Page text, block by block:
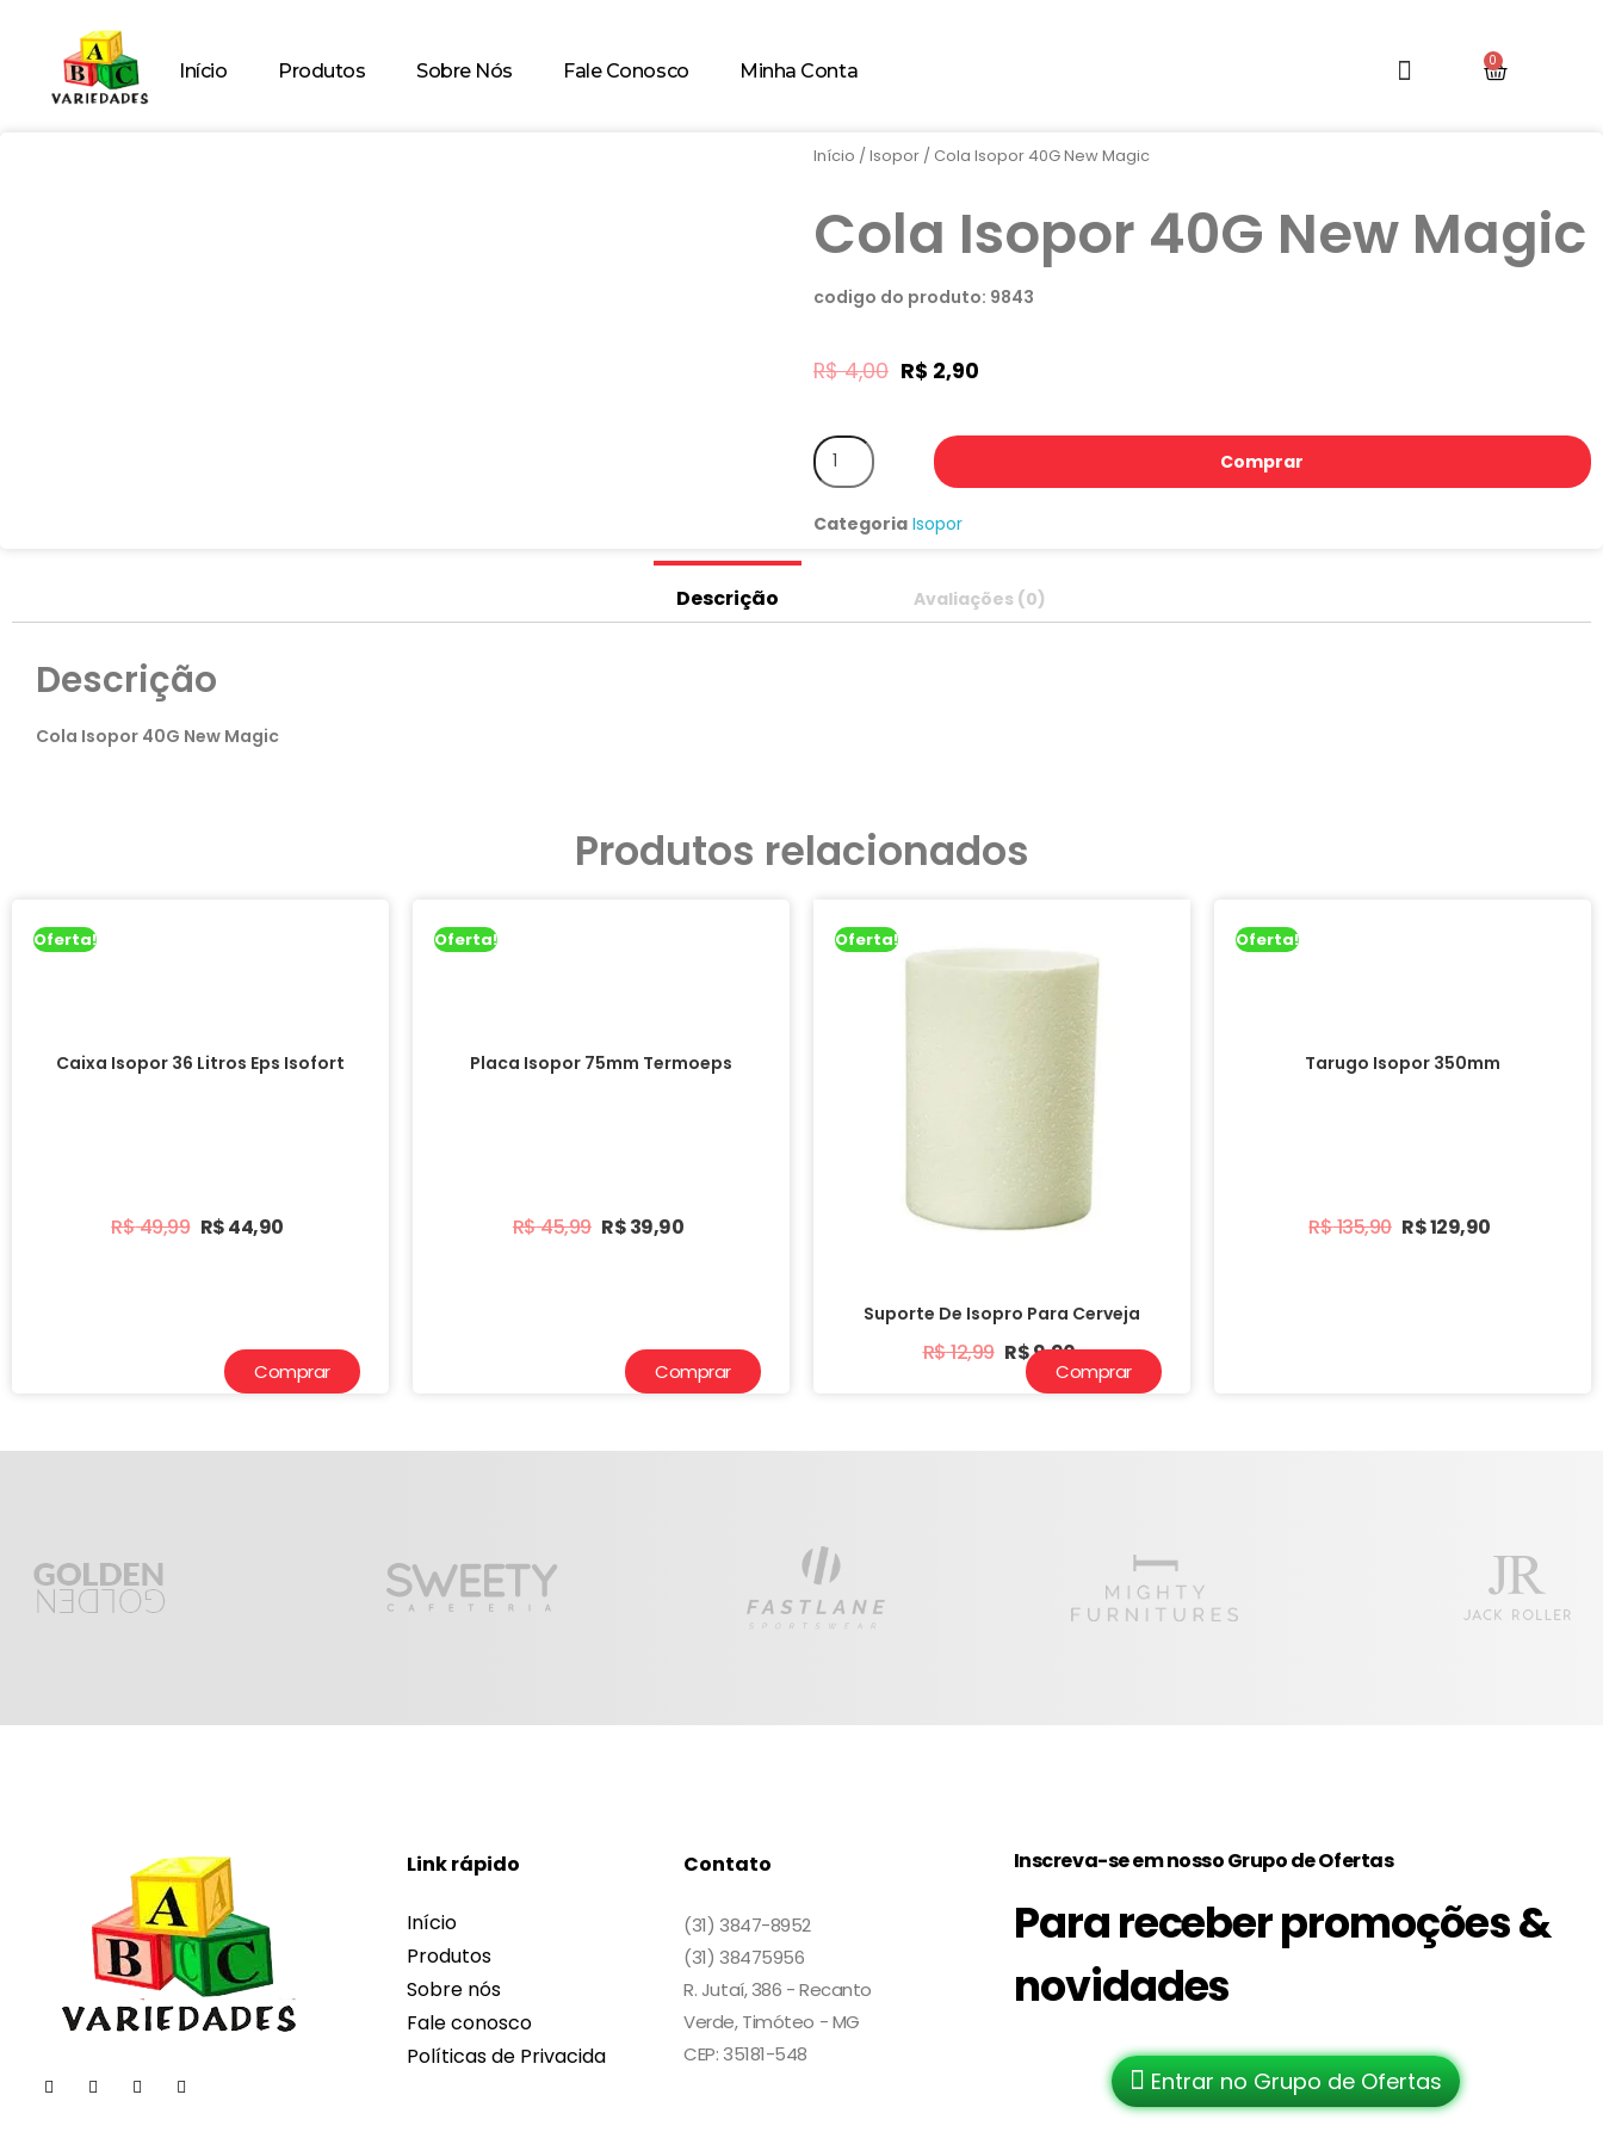
Início Produtos Sobre Nós Fale Conosco Minha Conta
Início / Isopor / Cola Isopor 40G New Magic
Cola Isopor 40G New Magic
codigo do produto: 9843
R$4,00 R$ 2,90
Comprar
Categoria Isopor
Descrição Avaliações (0)
Descrição
Cola Isopor 40G New Magic
Produtos relacionados
Oferta!
Caixa Isopor 36 Litros Eps Isofort
R$49,99 R$44,90
Oferta!
Placa Isopor 75mm Termoeps
R$45,99 R$39,90
Comprar
Oferta!
Suporte De Isopro Para Cerveja
R$12,99 R$9,90
Comprar
Oferta!
Tarugo Isopor 350mm
R$135,90 R$129,90
Comprar
Link rápido
Início
Produtos
Sobre nós
Fale conosco
Políticas de Privacida
Contato
(31) 3847-8952
(31) 38475956
R. Jutaí, 386 - Recanto
Verde, Timóteo - MG
CEP: 35181-548
Inscreva-se em nosso Grupo de Ofertas
Para receber promoções &
novidades
Entrar no Grupo de Ofertas